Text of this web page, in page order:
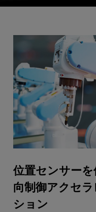
位置センサー
向制御アクセ
ション